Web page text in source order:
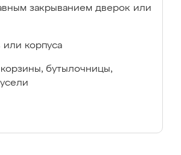
закрыванием дверок или
или корпуса
бутылочницы,